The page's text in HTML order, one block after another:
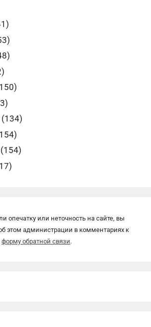
(134)
(154)
опечатку или неточность на сайте, вы
этом администрации в комментариях к
форму обратной связи.